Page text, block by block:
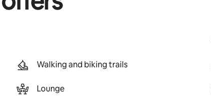
Walking and biking trails
Lounge